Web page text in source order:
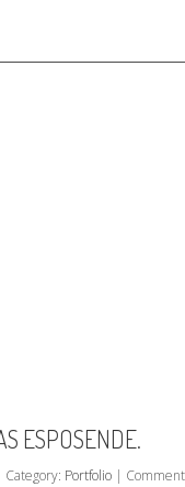
ESPOSENDE.
Portfolio |